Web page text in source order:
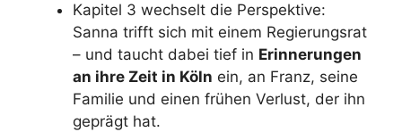
Kapitel 3 wechselt die Perspektive:
Sanna trifft sich mit einem Regierungsrat
– und taucht dabei tief in Erinnerungen
an ihre Zeit in Köln ein, an Franz, seine
Familie und einen frühen Verlust, der ihn
geprägt hat.